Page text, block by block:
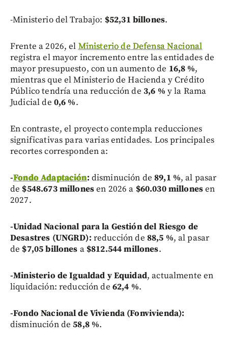
-Ministerio del Trabajo: $52,31 billones.
Frente a 2026, el Ministerio de Defensa Nacional
registra el mayor incremento entre las entidades de
mayor presupuesto, con un aumento de 16,8 %,
mientras que el Ministerio de Hacienda y Crédito
Público tendría una reducción de 3,6 % y la Rama
Judicial de 0,6 %.
En contraste, el proyecto contempla reducciones
significativas para varias entidades. Los principales
recortes corresponden a:
-Fondo Adaptación: disminución de89,1 %, al pasar
de $548.673 millonesen 2026 a $60.030 millonesen
2027.
-Unidad Nacional para la Gestión del Riesgo de
Desastres (UNGRD): reducción de 88,5 %, al pasar
de $7,05 billones a $812.544 millones.
-Ministerio de Igualdad y Equidad, actualmente en
liquidación: reducción de 62,4 %.
-Fondo Nacional de Vivienda (Fonvivienda):
disminución de58,8 %.